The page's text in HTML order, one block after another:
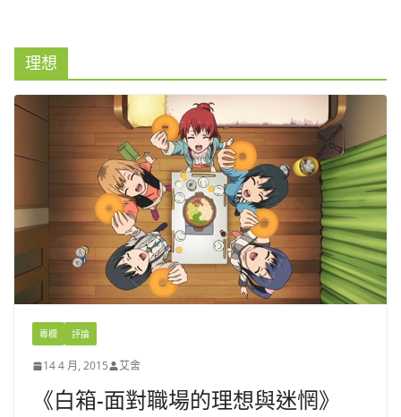
理想
專欄 評論
14 4 月, 2015 艾舍
《白箱-面對職場的理想與迷惘》